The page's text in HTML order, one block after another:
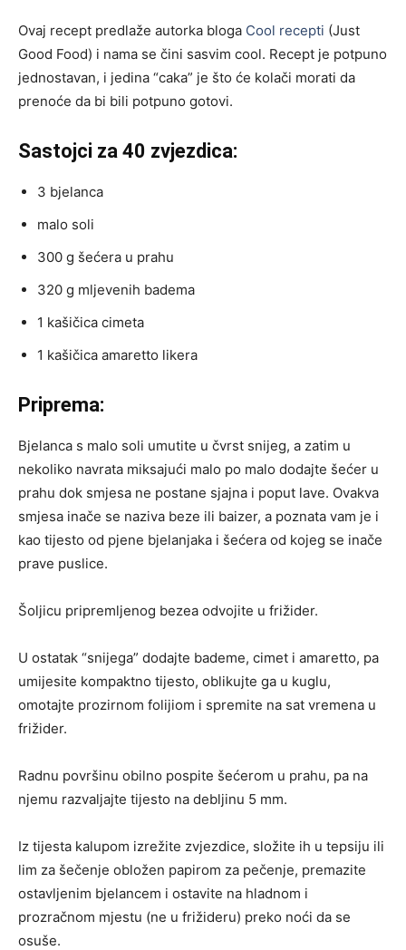
Ovaj recept predlaže autorka bloga Cool recepti (Just
Good Food) i nama se čini sasvim cool. Recept je potpuno
jednostavan, i jedina “caka” je što će kolači morati da
prenoće da bi bili potpuno gotovi.
Sastojci za 40 zvjezdica:
3 bjelanca
malo soli
300 g šećera u prahu
320 g mljevenih badema
1 kašičica cimeta
1 kašičica amaretto likera
Priprema:
Bjelanca s malo soli umutite u čvrst snijeg, a zatim u
nekoliko navrata miksajući malo po malo dodajte šećer u
prahu dok smjesa ne postane sjajna i poput lave. Ovakva
smjesa inače se naziva beze ili baizer, a poznata vam je i
kao tijesto od pjene bjelanjaka i šećera od kojeg se inače
prave puslice.
Šoljicu pripremljenog bezea odvojite u frižider.
U ostatak “snijega” dodajte bademe, cimet i amaretto, pa
umijesite kompaktno tijesto, oblikujte ga u kuglu,
omotajte prozirnom folijiom i spremite na sat vremena u
frižider.
Radnu površinu obilno pospite šećerom u prahu, pa na
njemu razvaljajte tijesto na debljinu 5 mm.
Iz tijesta kalupom izrežite zvjezdice, složite ih u tepsiju ili
lim za šečenje obložen papirom za pečenje, premazite
ostavljenim bjelancem i ostavite na hladnom i
prozračnom mjestu (ne u frižideru) preko noći da se
osuše.